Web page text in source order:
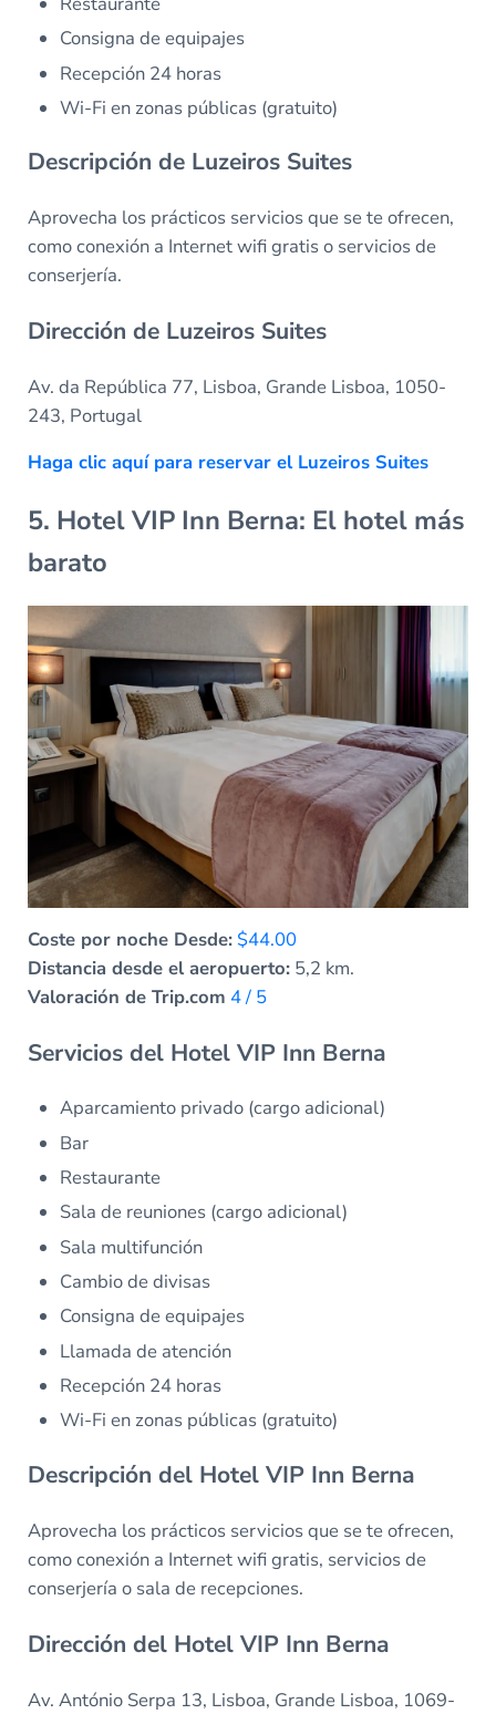
Consigna de equipajes
Recepción 24 horas
Wi-Fi en zonas públicas (gratuito)
Descripción de Luzeiros Suites
Aprovecha los prácticos servicios que se te ofrecen,
como conexión a Internet wifi gratis o servicios de
conserjería.
Dirección de Luzeiros Suites
Av. da República 77, Lisboa, Grande Lisboa, 1050-
243, Portugal
Haga clic aquí para reservar el Luzeiros Suites
5. Hotel VIP Inn Berna: El hotel más
barato
Coste por noche Desde: $44.00
Distancia desde el aeropuerto:5,2 km.
Valoración de Trip.com 4 / 5
Servicios del Hotel VIP Inn Berna
Aparcamiento privado (cargo adicional)
Bar
Restaurante
Sala de reuniones (cargo adicional)
Sala multifunción
Cambio de divisas
Consigna de equipajes
Llamada de atención
Recepción 24 horas
Wi-Fi en zonas públicas (gratuito)
Descripción del Hotel VIP Inn Berna
Aprovecha los prácticos servicios que se te ofrecen,
como conexión a Internet wifi gratis, servicios de
conserjería o sala de recepciones.
Dirección del Hotel VIP Inn Berna
Av. António Serpa 13, Lisboa, Grande Lisboa, 1069-